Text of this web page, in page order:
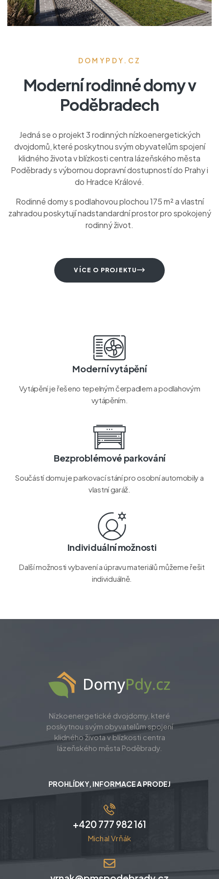
DOMYPDY.CZ
Moderní rodinné domy v
Poděbradech
Jedná se o projekt 3 rodinných nízkoenergetických
dvojdomů, které poskytnou svým obyvatelům spojení
klidného života v blízkosti centra lázeňského města
Poděbrady s výbornou dopravní dostupností do Prahy i
do Hradce Králové.
Rodinné domy s podlahovou plochou 175 m² a vlastní
zahradou poskytují nadstandardní prostor pro spokojený
rodinný život.
VÍCE O PROJEKTU
Moderní vytápění
Vytápění je řešeno tepelným čerpadlem a podlahovým
vytápěním.
Bezproblémové parkování
Součástí domu je parkovací stání pro osobní automobily a
vlastní garáž.
Individuální možnosti
Další možnosti vybavení a úpravu materiálů můžeme řešit
individuálně.
Nízkoenergetické dvojdomy, které
poskytnou svým obyvatelům spojení
klidného života v blízkosti centra
lázeňského města Poděbrady.
PROHLÍDKY, INFORMACE A PRODEJ
+420 777 982 161
Michal Vrňák